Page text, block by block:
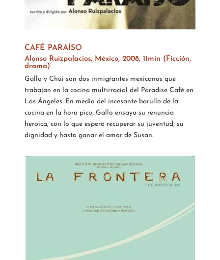
CAFÉ PARAÍSO
Alonso Ruizpalacios, México, 2008, 11min (Ficción,
drama)
Gallo y Chúi son dos inmigrantes mexicanos que
trabajan en la cocina multirracial del Paradise Café en
Los Ángeles. En medio del incesante barullo de la
cocina en la hora pico, Gallo ensaya su renuncia
heroica, con lo que espera recuperar su juventud, su
dignidad y hasta ganar el amor de Susan.